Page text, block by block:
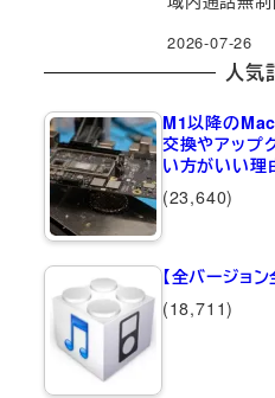
2026-07-26
人気
M1以降の
交換やアップ
い方がいい理
(23,640)
【全バージョ
(18,711)